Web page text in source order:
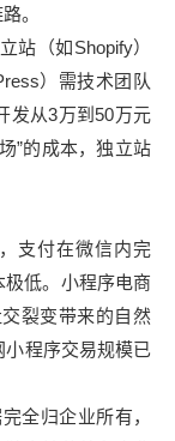
。
站（如Shopify）
）需技术团队
发从3万到50万元
”的成本，独立站
支付在微信内完
低。小程序电商
裂变带来的自然
小程序交易规模已
全归企业所有，